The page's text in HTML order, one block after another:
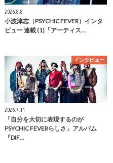
2026.8.8
小波津志（PSYCHIC FEVER）インタ
ビュー 連載 (1)「アーティス…
インタビュー
2026.7.11
「自分を大切に表現するのが
PSYCHIC FEVERらしさ」アルバム
『DIF…